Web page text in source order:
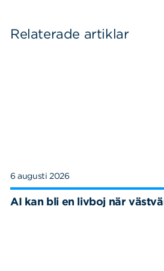
Relaterade artiklar
6 augusti 2026
AI kan bli en livboj när